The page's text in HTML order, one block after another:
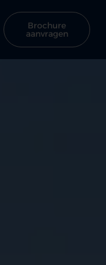
Brochure
aanvragen